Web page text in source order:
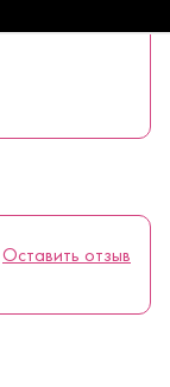
Оставить отзыв